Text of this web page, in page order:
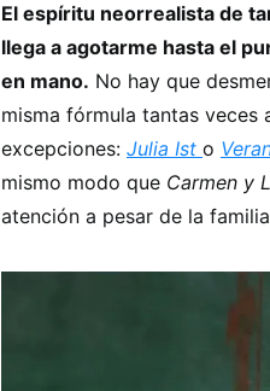
El espíritu neorrealista de
llega a agotarme hasta el
en mano. No hay que
misma fórmula tantas veces
excepciones: Julia Ist o
mismo modo que Carmen y
atención a pesar de la